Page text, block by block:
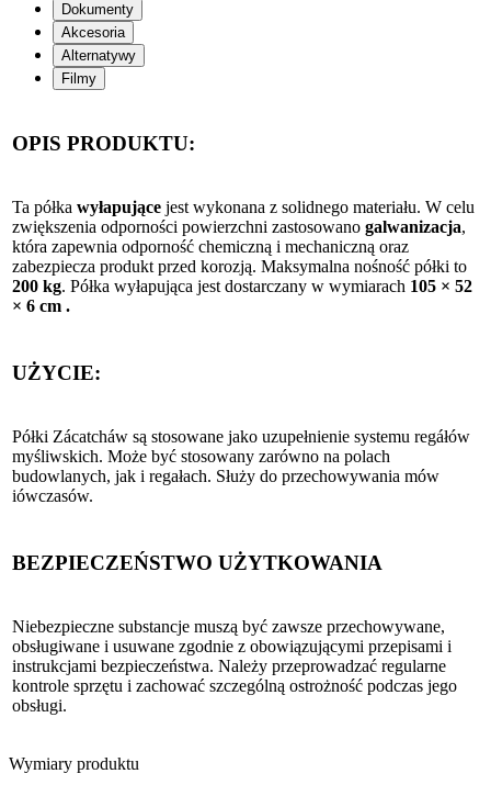
Dokumenty
Akcesoria
Alternatywy
Filmy
OPIS PRODUKTU:
Ta półka wyłapujące jest wykonana z solidnego materiału. W celu
zwiększenia odporności powierzchni zastosowano galwanizacja,
która zapewnia odporność chemiczną i mechaniczną oraz
zabezpiecza produkt przed korozją. Maksymalna nośność półki to
200 kg. Półka wyłapująca jest dostarczany w wymiarach 105 × 52
× 6 cm .
UŻYCIE:
Półki Zácatcháw są stosowane jako uzupełnienie systemu regáłów
myśliwskich. Może być stosowany zarówno na polach
budowlanych, jak i regałach. Służy do przechowywania mów
iówczasów.
BEZPIECZEŃSTWO UŻYTKOWANIA
Niebezpieczne substancje muszą być zawsze przechowywane,
obsługiwane i usuwane zgodnie z obowiązującymi przepisami i
instrukcjami bezpieczeństwa. Należy przeprowadzać regularne
kontrole sprzętu i zachować szczególną ostrożność podczas jego
obsługi.
Wymiary produktu